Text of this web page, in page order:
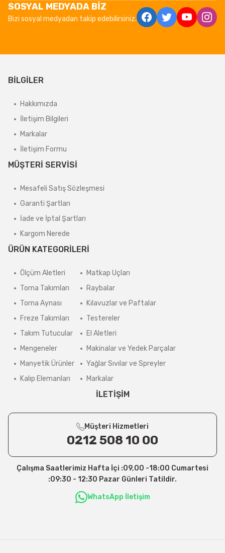
SOSYAL MEDYADA BİZ
Bizi sosyal medyadan takip edebilirsiniz.
BİLGİLER
Hakkımızda
İletişim Bilgileri
Markalar
İletişim Formu
MÜŞTERİ SERVİSİ
Mesafeli Satış Sözleşmesi
Garanti Şartları
İade ve İptal Şartları
Kargom Nerede
ÜRÜN KATEGORİLERİ
Ölçüm Aletleri
Torna Takımları
Torna Aynası
Freze Takımları
Takım Tutucular
Mengeneler
Manyetik Ürünler
Kalıp Elemanları
Matkap Uçları
Raybalar
Kılavuzlar ve Paftalar
Testereler
El Aletleri
Makinalar ve Yedek Parçalar
Yağlar Sıvılar ve Spreyler
Markalar
İLETİŞİM
Müşteri Hizmetleri
0212 508 10 00
Çalışma Saatlerimiz Hafta İçi :09,00 -18:00 Cumartesi
:09:30 - 12:30 Pazar Günleri Tatildir.
WhatsApp İletişim